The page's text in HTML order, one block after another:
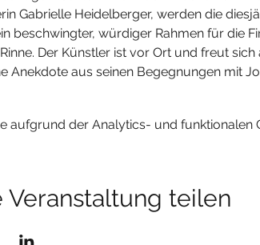
Gabrielle Heidelberger, werden die
beschwingter, würdiger Rahmen für die
Der Künstler ist vor Ort und freut
Anekdote aus seinen Begegnungen mit
aufgrund der Analytics- und funktionalen
Veranstaltung teilen